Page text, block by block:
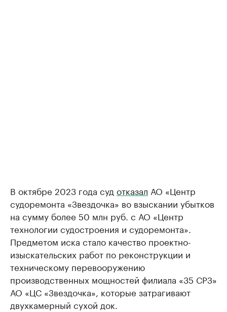
В октябре 2023 года суд отказал АО «Центр
судоремонта «Звездочка» во взыскании убытков
на сумму более 50 млн руб. с АО «Центр
технологии судостроения и судоремонта».
Предметом иска стало качество проектно-
изыскательских работ по реконструкции и
техническому перевооружению
производственных мощностей филиала «35 СРЗ»
АО «ЦС «Звездочка», которые затрагивают
двухкамерный сухой док.